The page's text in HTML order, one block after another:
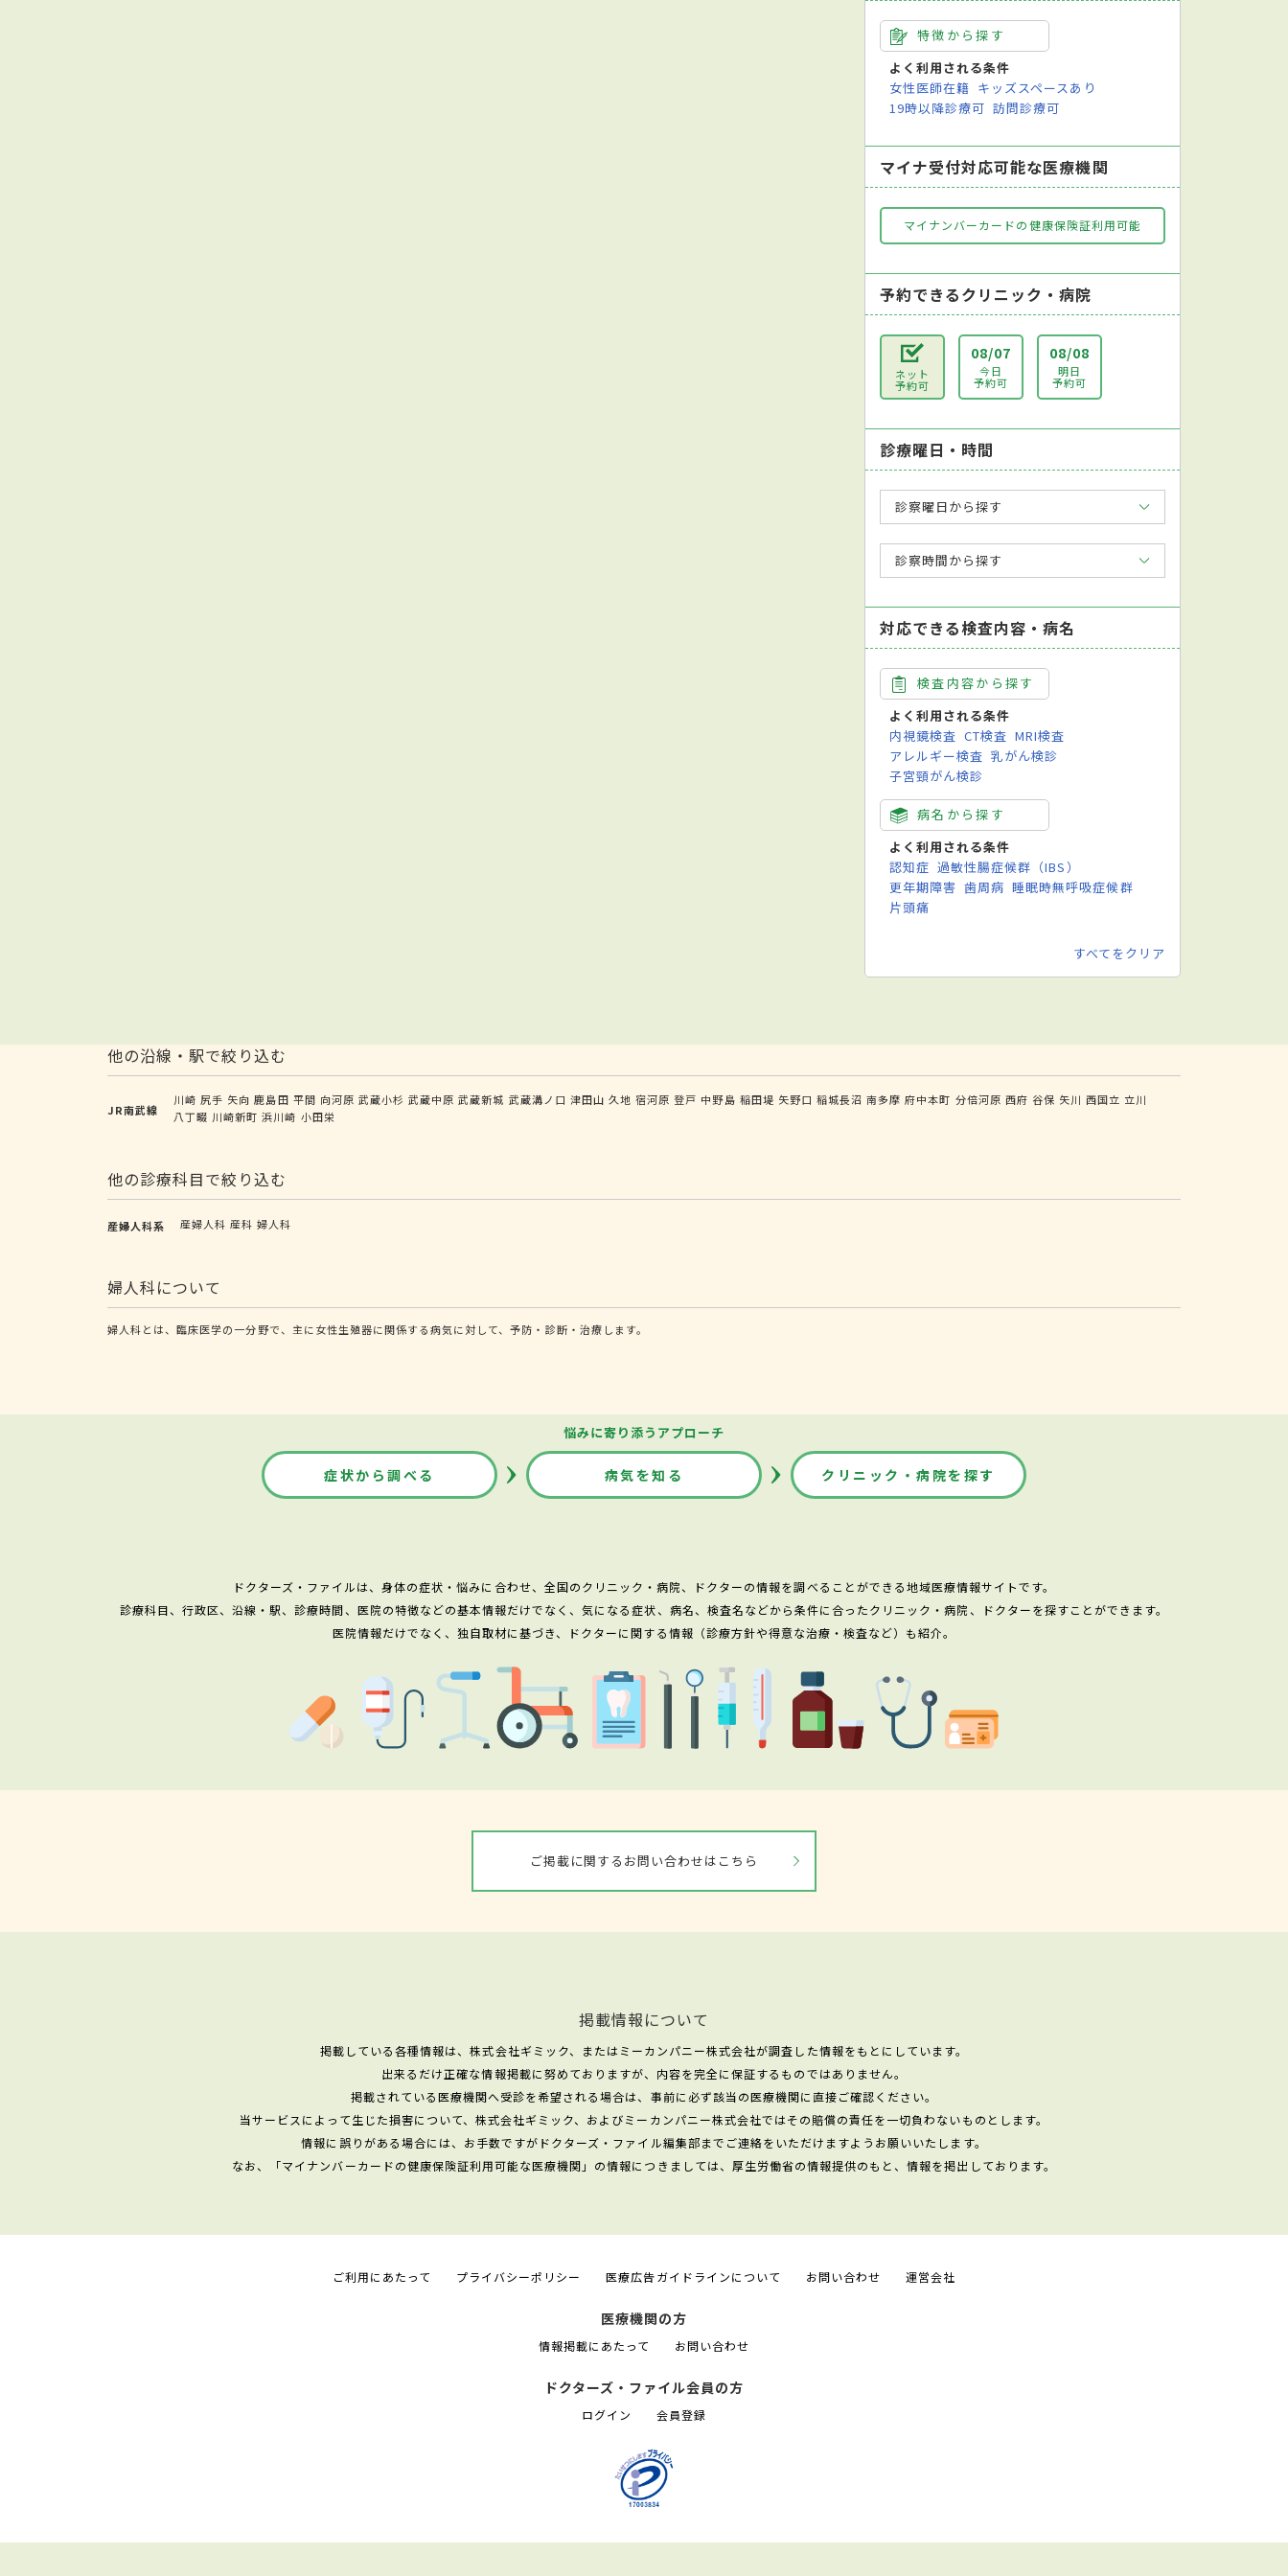
特徴から探す
よく利用される条件
女性医師在籍 キッズスペースあり
19時以降診療可 訪問診療可
マイナ受付対応可能な医療機関
マイナンバーカードの健康保険証利用可能
予約できるクリニック・病院
ネット
予約可
08/07
今日
予約可
08/08
明日
予約可
診療曜日・時間
診察曜日から探す
診察時間から探す
対応できる検査内容・病名
検査内容から探す
よく利用される条件
内視鏡検査 CT検査 MRI検査
アレルギー検査 乳がん検診
子宮頸がん検診
病名から探す
よく利用される条件
認知症 過敏性腸症候群（IBS）
更年期障害 歯周病 睡眠時無呼吸症候群
片頭痛
すべてをクリア
他の沿線・駅で絞り込む
JR南武線
川崎 尻手 矢向 鹿島田 平間 向河原 武蔵小杉 武蔵中原 武蔵新城 武蔵溝ノ口 津田山 久地 宿河原 登戸 中野島 稲田堤 矢野口 稲城長沼 南多摩 府中本町 分倍河原 西府 谷保 矢川 西国立 立川
八丁畷 川崎新町 浜川崎 小田栄
他の診療科目で絞り込む
産婦人科系 産婦人科 産科 婦人科
婦人科について
婦人科とは、臨床医学の一分野で、主に女性生殖器に関係する病気に対して、予防・診断・治療します。
悩みに寄り添うアプローチ
症状から調べる 病気を知る クリニック・病院を探す
ドクターズ・ファイルは、身体の症状・悩みに合わせ、全国のクリニック・病院、ドクターの情報を調べることができる地域医療情報サイトです。
診療科目、行政区、沿線・駅、診療時間、医院の特徴などの基本情報だけでなく、気になる症状、病名、検査名などから条件に合ったクリニック・病院、ドクターを探すことができます。
医院情報だけでなく、独自取材に基づき、ドクターに関する情報（診療方針や得意な治療・検査など）も紹介。
ご掲載に関するお問い合わせはこちら
掲載情報について
掲載している各種情報は、株式会社ギミック、またはミーカンパニー株式会社が調査した情報をもとにしています。
出来るだけ正確な情報掲載に努めておりますが、内容を完全に保証するものではありません。
掲載されている医療機関へ受診を希望される場合は、事前に必ず該当の医療機関に直接ご確認ください。
当サービスによって生じた損害について、株式会社ギミック、およびミーカンパニー株式会社ではその賠償の責任を一切負わないものとします。
情報に誤りがある場合には、お手数ですがドクターズ・ファイル編集部までご連絡をいただけますようお願いいたします。
なお、「マイナンバーカードの健康保険証利用可能な医療機関」の情報につきましては、厚生労働省の情報提供のもと、情報を掲出しております。
ご利用にあたって プライバシーポリシー 医療広告ガイドラインについて お問い合わせ 運営会社
医療機関の方
情報掲載にあたって お問い合わせ
ドクターズ・ファイル会員の方
ログイン 会員登録